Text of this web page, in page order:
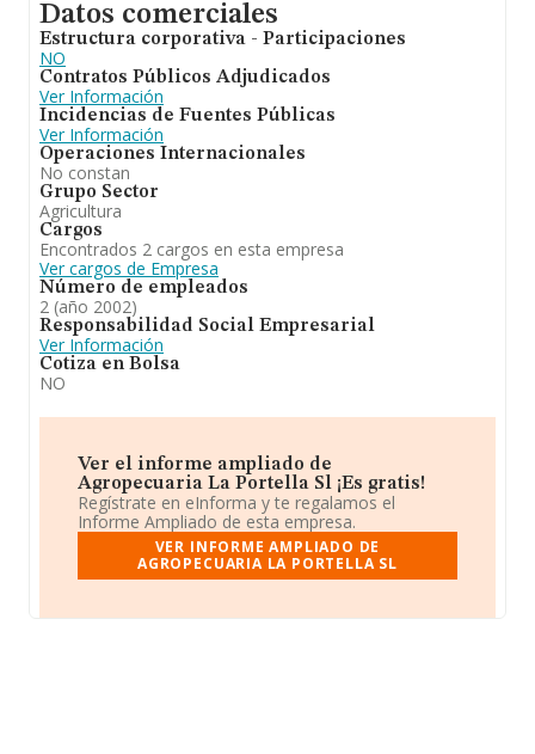
Datos comerciales
Estructura corporativa - Participaciones
NO
Contratos Públicos Adjudicados
Ver Información
Incidencias de Fuentes Públicas
Ver Información
Operaciones Internacionales
No constan
Grupo Sector
Agricultura
Cargos
Encontrados 2 cargos en esta empresa
Ver cargos de Empresa
Número de empleados
2 (año 2002)
Responsabilidad Social Empresarial
Ver Información
Cotiza en Bolsa
NO
Ver el informe ampliado de
Agropecuaria La Portella Sl ¡Es gratis!
Regístrate en eInforma y te regalamos el
Informe Ampliado de esta empresa.
VER INFORME AMPLIADO DE
AGROPECUARIA LA PORTELLA SL